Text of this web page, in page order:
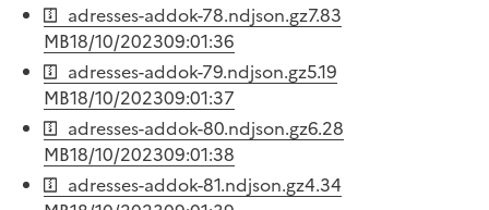
adresses-addok-78.ndjson.gz7.83
MB18/10/202309:01:36
adresses-addok-79.ndjson.gz5.19
MB18/10/202309:01:37
adresses-addok-80.ndjson.gz6.28
MB18/10/202309:01:38
adresses-addok-81.ndjson.gz4.34